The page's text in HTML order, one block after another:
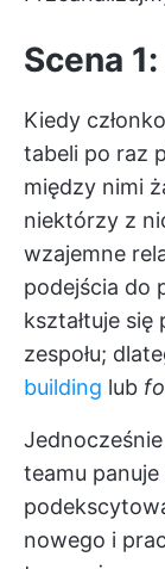
Scena
Kiedy
tabeli po raz
między nimi
niektórzy z
wzajemne
podejścia do
kształtuje
zespołu;
building lub
teamu panuje
nowego i